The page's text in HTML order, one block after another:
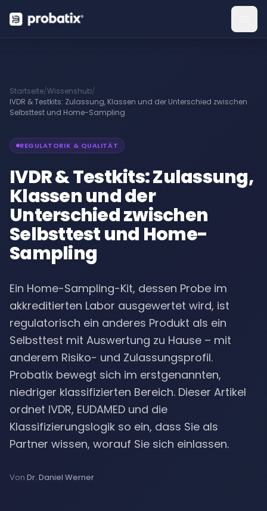
Startseite/Wissenshub/
IVDR & Testkits: Zulassung, Klassen und der Unterschied zwischen
Selbsttest und Home-Sampling
REGULATORIK & QUALITÄT
IVDR & Testkits: Zulassung,
Klassen und der
Unterschied zwischen
Selbsttest und Home-
Sampling
Ein Home-Sampling-Kit, dessen Probe im
akkreditierten Labor ausgewertet wird, ist
regulatorisch ein anderes Produkt als ein
Selbsttest mit Auswertung zu Hause – mit
anderem Risiko- und Zulassungsprofil.
Probatix bewegt sich im erstgenannten,
niedriger klassifizierten Bereich. Dieser Artikel
ordnet IVDR, EUDAMED und die
Klassifizierungslogik so ein, dass Sie als
Partner wissen, worauf Sie sich einlassen.
Von Dr. Daniel Werner